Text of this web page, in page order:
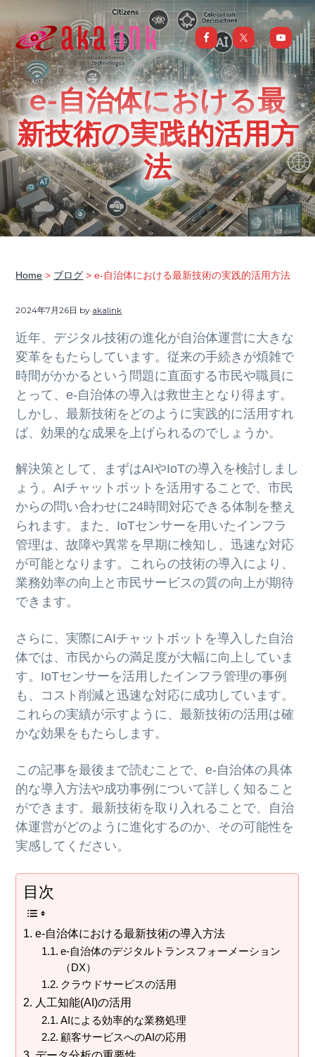
k
i
p
t
o
p
r
i
m
r
y
k
i
p
t
o
m
a
i
n
o
n
k
i
p
t
o
p
r
i
m
r
y
k
i
p
t
o
f
o
o
r
はじめてのAI、DXならアカリンク
IT
の
発
展
と
共
に
DX/AI
推
進
を
行
い、
進
化
し
続
け
る
中
小
企
ご
と
ー
ト
e-自治体における最
新技術の実践的活用方
法
Home > ブログ > e-自治体における最新技術の実践的活用方法
2024年7月26日 by akalink
近年、デジタル技術の進化が自治体運営に大きな
変革をもたらしています。従来の手続きが煩雑で
時間がかかるという問題に直面する市民や職員に
とって、e-自治体の導入は救世主となり得ます。
しかし、最新技術をどのように実践的に活用すれ
ば、効果的な成果を上げられるのでしょうか。
解決策として、まずはAIやIoTの導入を検討しまし
ょう。AIチャットボットを活用することで、市民
からの問い合わせに24時間対応できる体制を整え
られます。また、IoTセンサーを用いたインフラ
管理は、故障や異常を早期に検知し、迅速な対応
が可能となります。これらの技術の導入により、
業務効率の向上と市民サービスの質の向上が期待
できます。
さらに、実際にAIチャットボットを導入した自治
体では、市民からの満足度が大幅に向上していま
す。IoTセンサーを活用したインフラ管理の事例
も、コスト削減と迅速な対応に成功しています。
これらの実績が示すように、最新技術の活用は確
かな効果をもたらします。
この記事を最後まで読むことで、e-自治体の具体
的な導入方法や成功事例について詳しく知ること
ができます。最新技術を取り入れることで、自治
体運営がどのように進化するのか、その可能性を
実感してください。
目次
e-自治体における最新技術の導入方法
e-自治体のデジタルトランスフォーメーション
（DX）
クラウドサービスの活用
人工知能(AI)の活用
AIによる効率的な業務処理
顧客サービスへのAIの応用